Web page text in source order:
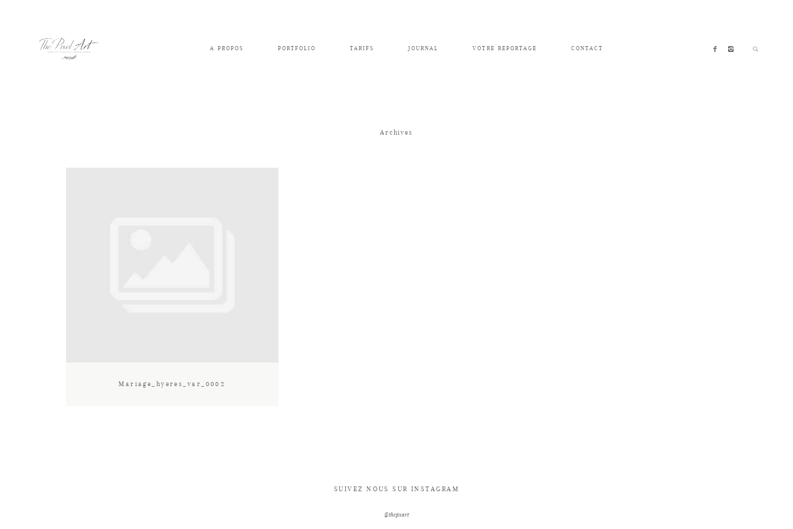
A PROPOS PORTFOLIO TARIFS JOURNAL VOTRE REPORTAGE CONTACT
Archives
Mariage_hyeres_var_0002
SUIVEZ NOUS SUR INSTAGRAM
@thepxart